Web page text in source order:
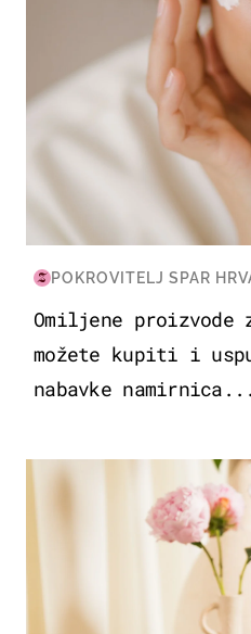
POKROVITELJ SPAR
Omiljene proizvode
možete kupiti i
nabavke namirnica...
MODA & LJEPOTA